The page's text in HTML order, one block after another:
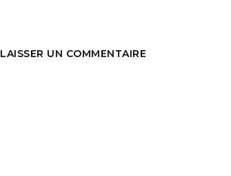
LAISSER UN COMMENTAIRE